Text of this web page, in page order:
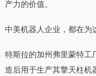
产力的价值。
中美机器人企业，都在为
特斯拉的加州弗里蒙特工
造后用于生产其擎天柱机